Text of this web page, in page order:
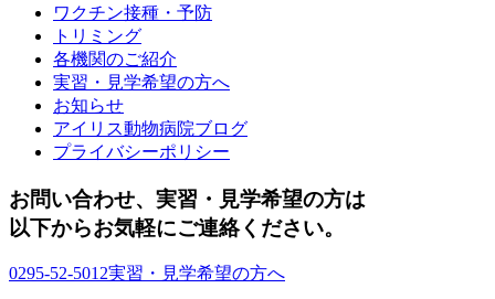
ワクチン接種・予防
トリミング
各機関のご紹介
実習・見学希望の方へ
お知らせ
アイリス動物病院ブログ
プライバシーポリシー
お問い合わせ、実習・見学希望の方は
以下からお気軽にご連絡ください。
0295-52-5012実習・見学希望の方へ